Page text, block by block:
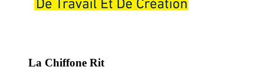
La Chiffone Rit